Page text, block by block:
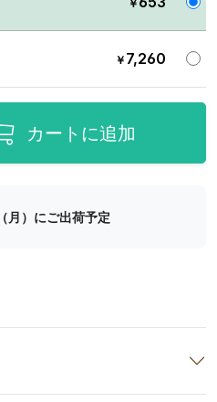
￥
￥ 7,260
カートに追加
月）にご出荷予定